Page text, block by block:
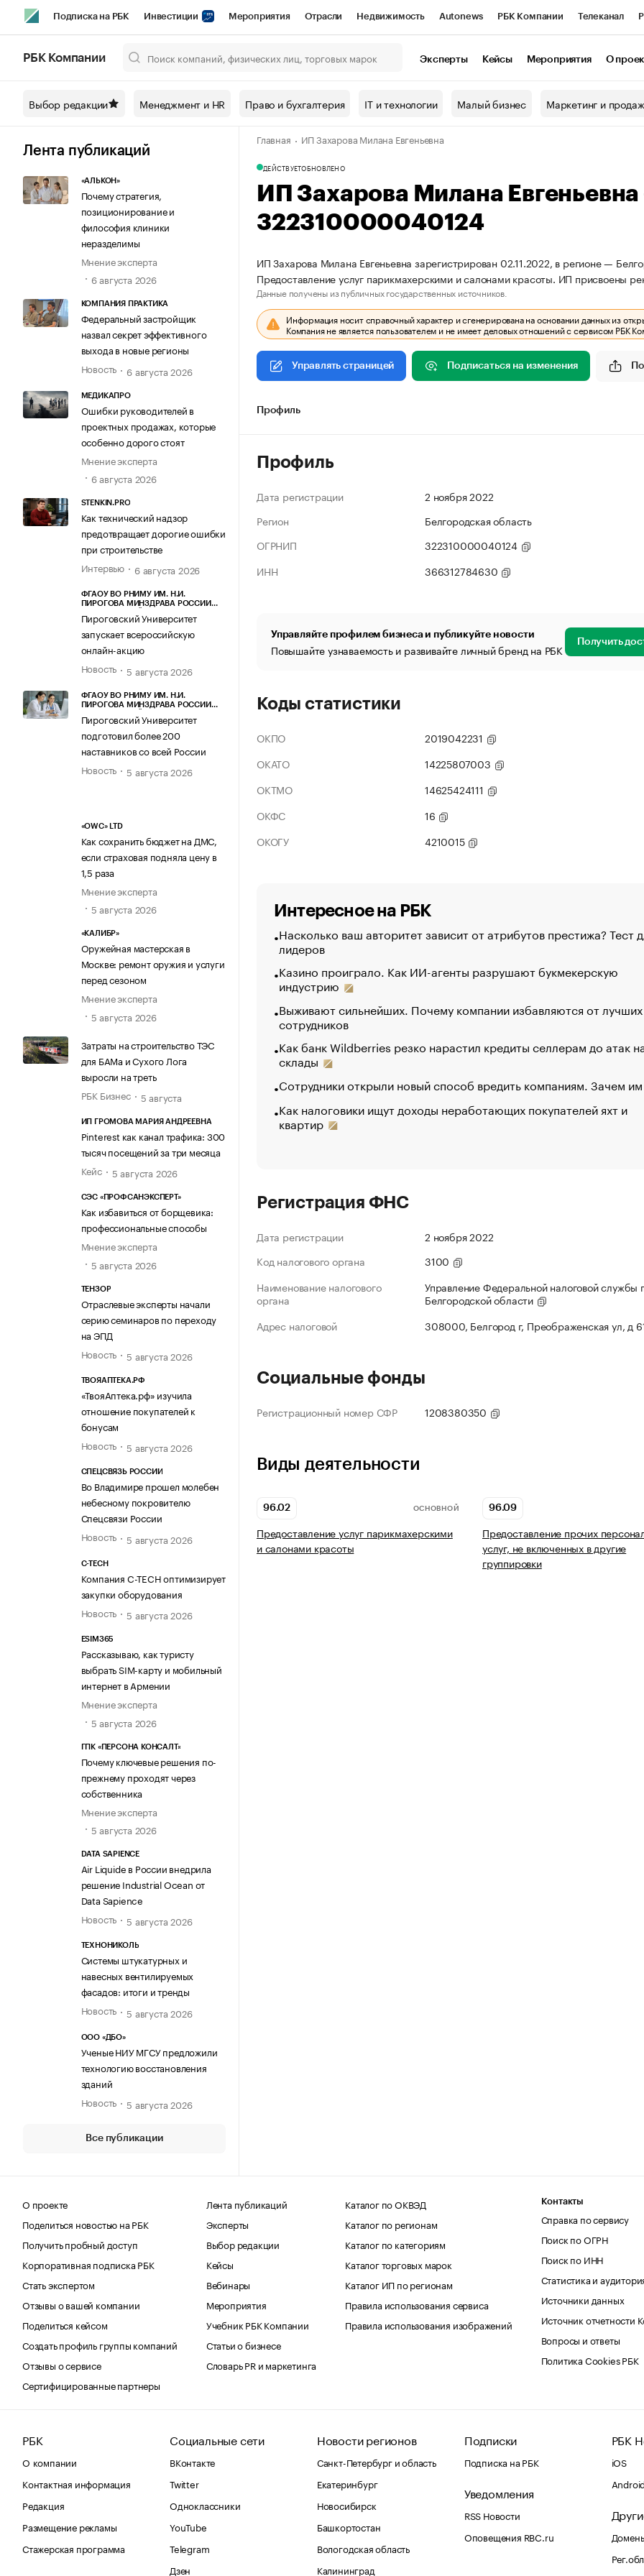
Подписка на РБК Инвестиции Мероприятия Отрасли Недвижимость Autonews РБК Компании Телеканал
Спецпроекты СПб Конференции СПб Спецпроекты Проверка контрагентов
Технологии и медиа Рынок наличной валюты
РБК Компании Эксперты Кейсы Мероприятия О
Выбор редакции Менеджмент и HR Право и бухгалтерия IT и технологии Малый бизнес Маркетинг и
Лента публикаций
«АЛЬКОН»
Почему стратегия,
позиционирование и
философия клиники
неразделимы
Мнение эксперта
6 августа 2026
КОМПАНИЯ ПРАКТИКА
Федеральный застройщик
назвал секрет эффективного
выхода в новые регионы
Новость
6 августа 2026
МЕДИКАПРО
Ошибки руководителей в
проектных продажах, которые
особенно дорого стоят
Мнение эксперта
6 августа 2026
STENKIN.PRO
Как технический надзор
предотвращает дорогие ошибки
при строительстве
Интервью
6 августа 2026
ФГАОУ ВО РНИМУ ИМ. Н.И.
ПИРОГОВА МИНЗДРАВА РОССИИ
Пироговский Университет
запускает всероссийскую
онлайн-акцию
Новость
5 августа 2026
ФГАОУ ВО РНИМУ ИМ. Н.И.
ПИРОГОВА МИНЗДРАВА РОССИИ
Пироговский Университет
подготовил более 200
наставников со всей России
Новость
5 августа 2026
«OWC» LTD
Как сохранить бюджет на ДМС,
если страховая подняла цену в
1,5 раза
Мнение эксперта
5 августа 2026
«КАЛИБР»
Оружейная мастерская в
Москве: ремонт оружия и услуги
перед сезоном
Мнение эксперта
5 августа 2026
Затраты на строительство ТЭС
для БАМа и Сухого Лога
выросли на треть
РБК Бизнес
5 августа
ИП ГРОМОВА МАРИЯ АНДРЕЕВНА
Pinterest как канал трафика: 300
тысяч посещений за три месяца
Кейс
5 августа 2026
СЭС «ПРОФСАНЭКСПЕРТ»
Как избавиться от борщевика:
профессиональные способы
Мнение эксперта
5 августа 2026
ТЕНЗОР
Отраслевые эксперты начали
серию семинаров по переходу
на ЭПД
Новость
5 августа 2026
ТВОЯАПТЕКА.РФ
«ТвояАптека.рф» изучила
отношение покупателей к
бонусам
Новость
5 августа 2026
СПЕЦСВЯЗЬ РОССИИ
Во Владимире прошел молебен
небесному покровителю
Спецсвязи России
Новость
5 августа 2026
C-TECH
Компания C-TECH оптимизирует
закупки оборудования
Новость
5 августа 2026
ESIM365
Рассказываю, как туристу
выбрать SIM-карту и мобильный
интернет в Армении
Мнение эксперта
5 августа 2026
ГПК «ПЕРСОНА КОНСАЛТ»
Почему ключевые решения по-
прежнему проходят через
собственника
Мнение эксперта
5 августа 2026
DATA SAPIENCE
Air Liquide в России внедрила
решение Industrial Ocean от
Data Sapience
Новость
5 августа 2026
ТЕХНОНИКОЛЬ
Системы штукатурных и
навесных вентилируемых
фасадов: итоги и тренды
Новость
5 августа 2026
ООО «ДБО»
Ученые НИУ МГСУ предложили
технологию восстановления
зданий
Новость
5 августа 2026
Все публикации
Главная ИП Захарова Милана Евгеньевна
ДЕЙСТВУЕТОБНОВЛЕНО
ИП Захарова Милана
322310000040124
ИП Захарова Милана Евгеньевна зарегистрирован 02.11.2022, в регионе —
Предоставление услуг парикмахерскими и салонами красоты. ИП
Данные получены из публичных государственных источников.
Информация носит справочный характер и сгенерирована на основании данных из
Компания не является пользователем и не имеет деловых отношений с сервисом РБК
Управлять страницей Подписаться на изменения
Профиль
Профиль
Дата регистрации
2 ноября 2022
Регион
Белгородская область
ОГРНИП
322310000040124
ИНН
366312784630
Управляйте профилем бизнеса и публикуйте новости
Повышайте узнаваемость и развивайте личный бренд на РБК Получить
Коды статистики
ОКПО
2019042231
ОКАТО
14225807003
ОКТМО
14625424111
ОКФС
16
ОКОГУ
4210015
Интересное на РБК
Насколько ваш авторитет зависит от атрибутов престижа? Тест
лидеров
Казино проиграло. Как ИИ-агенты разрушают букмекерскую
индустрию
Выживают сильнейших. Почему компании избавляются от лучших
сотрудников
Как банк Wildberries резко нарастил кредиты селлерам до атак
склады
Сотрудники открыли новый способ вредить компаниям. Зачем
Как налоговики ищут доходы неработающих покупателей яхт и
квартир
Регистрация ФНС
Дата регистрации
2 ноября 2022
Код налогового органа
3100
Наименование налогового
органа
Управление Федеральной налоговой службы
Белгородской области
Адрес налоговой
308000, Белгород г, Преображенская ул, д
Социальные фонды
Регистрационный номер СФР 1208380350
Виды деятельности
96.02 ОСНОВНОЙ
Предоставление услуг парикмахерскими
и салонами красоты
96.09
Предоставление прочих
услуг, не включенных в другие
группировки
О проекте
Поделиться новостью на РБК
Получить пробный доступ
Корпоративная подписка РБК
Стать экспертом
Отзывы о вашей компании
Поделиться кейсом
Создать профиль группы компаний
Отзывы о сервисе
Сертифицированные партнеры
Лента публикаций
Эксперты
Выбор редакции
Кейсы
Вебинары
Мероприятия
Учебник РБК Компании
Статьи о бизнесе
Словарь PR и маркетинга
Каталог по ОКВЭД
Каталог по регионам
Каталог по категориям
Каталог торговых марок
Каталог ИП по регионам
Правила использования сервиса
Правила использования изображений
Контакты
Справка по сервису
Поиск по ОГРН
Поиск по ИНН
Статистика и
Источники данных
Источник отчетности
Вопросы и ответы
Политика Cookies РБК
РБК
О компании
Контактная информация
Редакция
Размещение рекламы
Стажерская программа
Социальные сети
ВКонтакте
Twitter
Одноклассники
YouTube
Telegram
Дзен
Новости регионов
Санкт-Петербург и область
Екатеринбург
Новосибирск
Башкортостан
Вологодская область
Калининград
Подписки
Подписка на РБК
Уведомления
RSS Новости
Оповещения RBC.ru
РБК
iOS